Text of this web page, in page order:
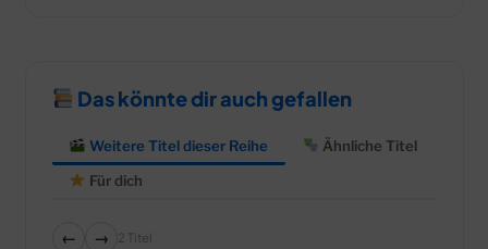
Das könnte dir auch gefallen
Weitere Titel dieser Reihe
Ähnliche Titel
Für dich
← → 2 Titel